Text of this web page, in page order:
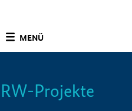
MENÜ
Info
Projekte